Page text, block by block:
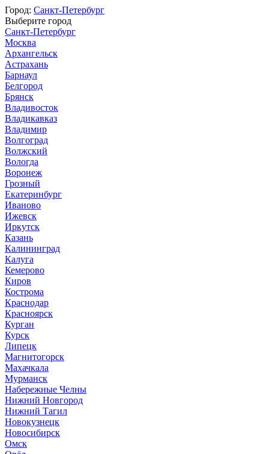
Город: Санкт-Петербург
Выберите город
Санкт-Петербург
Москва
Архангельск
Астрахань
Барнаул
Белгород
Брянск
Владивосток
Владикавказ
Владимир
Волгоград
Волжский
Вологда
Воронеж
Грозный
Екатеринбург
Иваново
Ижевск
Иркутск
Казань
Калининград
Калуга
Кемерово
Киров
Кострома
Краснодар
Красноярск
Курган
Курск
Липецк
Магнитогорск
Махачкала
Мурманск
Набережные Челны
Нижний Новгород
Нижний Тагил
Новокузнецк
Новосибирск
Омск